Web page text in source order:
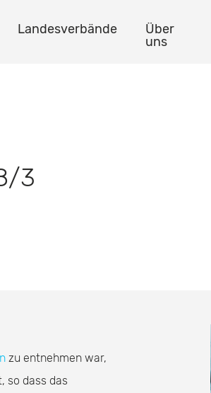
Landesverbände
Über
uns
3
zu entnehmen war,
so dass das